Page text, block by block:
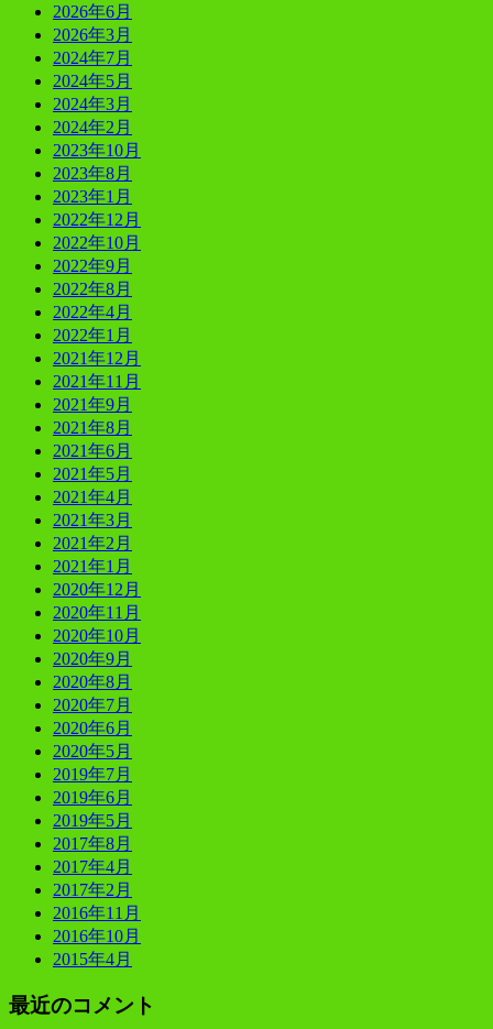
2026年6月
2026年3月
2024年7月
2024年5月
2024年3月
2024年2月
2023年10月
2023年8月
2023年1月
2022年12月
2022年10月
2022年9月
2022年8月
2022年4月
2022年1月
2021年12月
2021年11月
2021年9月
2021年8月
2021年6月
2021年5月
2021年4月
2021年3月
2021年2月
2021年1月
2020年12月
2020年11月
2020年10月
2020年9月
2020年8月
2020年7月
2020年6月
2020年5月
2019年7月
2019年6月
2019年5月
2017年8月
2017年4月
2017年2月
2016年11月
2016年10月
2015年4月
最近のコメント